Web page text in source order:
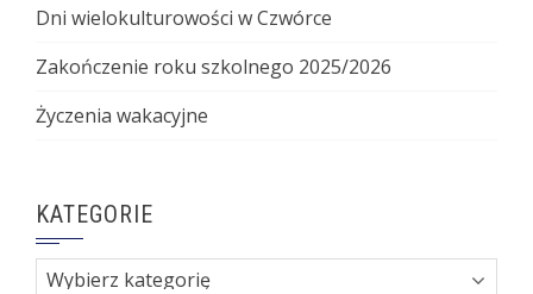
Dni wielokulturowości w Czwórce
Zakończenie roku szkolnego 2025/2026
Życzenia wakacyjne
KATEGORIE
Kategorie